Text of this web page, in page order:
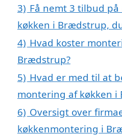
3) Få nemt 3 tilbud
køkken i Brædstrup,
4) Hvad koster
Brædstrup?
5) Hvad er med til at
montering af køkken i
6) Oversigt over
køkkenmontering i